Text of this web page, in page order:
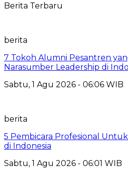
Berita Terbaru
berita
7 Tokoh Alumni Pesantren
Narasumber Leadership di
Sabtu, 1 Agu 2026 - 06:06 WIB
berita
5 Pembicara Profesional
di Indonesia
Sabtu, 1 Agu 2026 - 06:01 WIB